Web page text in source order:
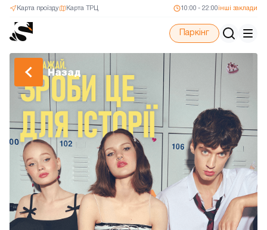
Карта ТРЦ
Карта проїзду 10:00 - 22:00 інші заклади
Паркінг
Назад